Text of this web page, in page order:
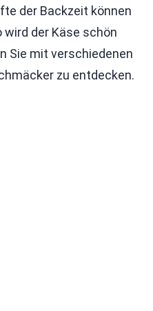
der Backzeit können
wird der Käse schön
Sie mit verschiedenen
zu entdecken.